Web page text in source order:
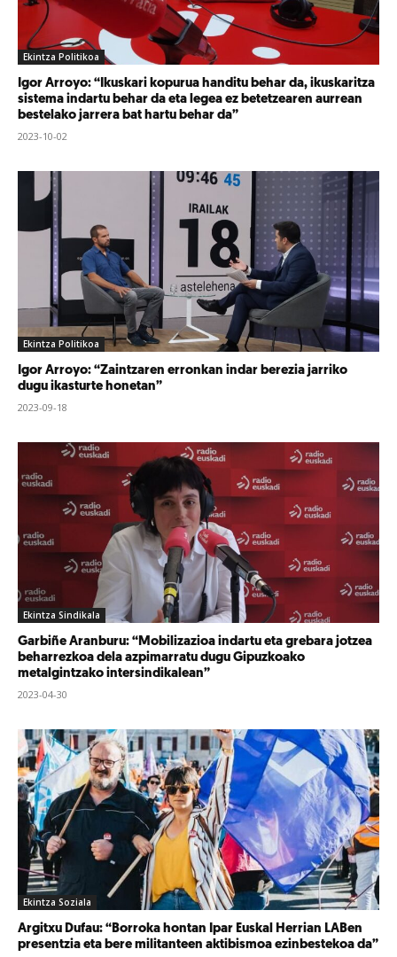
Ekintza Politikoa
Igor Arroyo: “Ikuskari kopurua handitu behar da, ikuskaritza
sistema indartu behar da eta legea ez betetzearen aurrean
bestelako jarrera bat hartu behar da”
2023-10-02
Ekintza Politikoa
Igor Arroyo: “Zaintzaren erronkan indar berezia jarriko
dugu ikasturte honetan”
2023-09-18
Ekintza Sindikala
Garbiñe Aranburu: “Mobilizazioa indartu eta grebara jotzea
beharrezkoa dela azpimarratu dugu Gipuzkoako
metalgintzako intersindikalean”
2023-04-30
Ekintza Soziala
Argitxu Dufau: “Borroka hontan Ipar Euskal Herrian LABen
presentzia eta bere militanteen aktibismoa ezinbestekoa da”